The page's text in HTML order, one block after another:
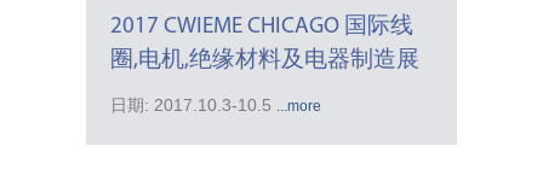
2017 CWIEME CHICAGO 国际线
圈,电机,绝缘材料及电器制造展
日期: 2017.10.3-10.5 ...more